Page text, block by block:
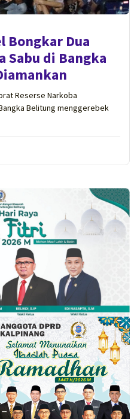
Bongkar Dua
Sabu di Bangka
Reserse Narkoba
Belitung menggerebek